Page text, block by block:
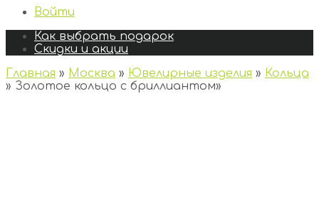
Войти
Как выбрать подарок
Скидки и акции
Главная » Москва » Ювелирные изделия » Кольца
» Золотое кольцо с бриллиантом»